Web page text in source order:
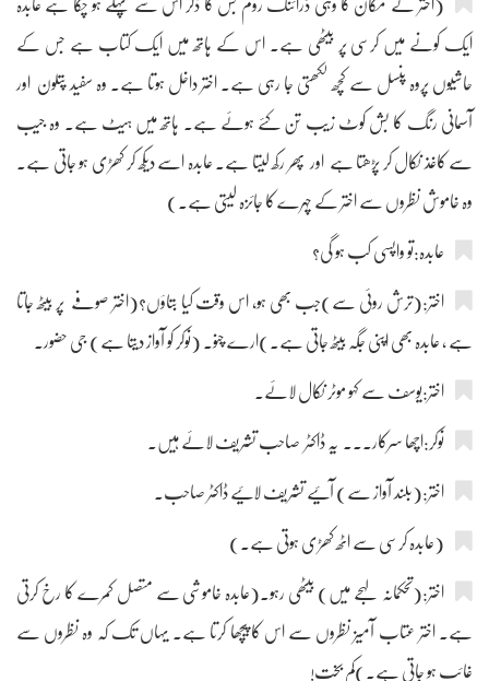
(اختر کے مکان کا وہی ڈرائنگ روم جس کا ذکر اس سے پہلے ہو چکا ہے عابدہ
ایک کونے میں کرسی پر بیٹھی ہے۔ اس کے ہاتھ میں ایک کتاب ہے جس کے
حاشیوں پروہ پنسل سے کچھ لکھتی جا رہی ہے۔ اختر داخل ہوتا ہے۔ وہ سفید پتلون اور
آسمانی رنگ کا بش کوٹ زیب تن کئے ہوئے ہے۔ ہاتھ میں ہیٹ ہے۔ وہ جیب
سے کاغذ نکال کر پڑھتا ہے اور پھر رکھ لیتا ہے۔ عابدہ اسے دیکھ کر کھڑی ہو جاتی ہے۔
وہ خاموش نظروں سے اختر کے چہرے کا جائزہ لیتی ہے۔)
عابدہ:تو واپسی کب ہو گی؟
اختر:(ترش روئی سے)جب بھی ہو، اس وقت کیا بتاؤں؟(اختر صوفے پر بیٹھ جاتا
ہے ، عابدہ بھی اپنی جگہ بیٹھ جاتی ہے۔)ارے چنو۔ (نوکر کو آواز دیتا ہے) جی حضور۔
اختر:یوسف سے کہو موٹر نکال لائے۔
نوکر:اچھا سرکار۔۔۔ یہ ڈاکٹر صاحب تشریف لائے ہیں۔
اختر:(بلند آواز سے) آئیے تشریف لائیے ڈاکٹر صاحب۔
(عابدہ کرسی سے اٹھ کھڑی ہوتی ہے۔)
اختر:(تحکمانہ لہجے میں) بیٹھی رہو۔(عابدہ خاموشی سے متصل کمرے کا رخ کرتی
ہے۔ اختر عتاب آمیز نظروں سے اس کا پیچھا کرتا ہے۔ یہاں تک کہ وہ نظروں سے
غائب ہو جاتی ہے۔)کم بخت!